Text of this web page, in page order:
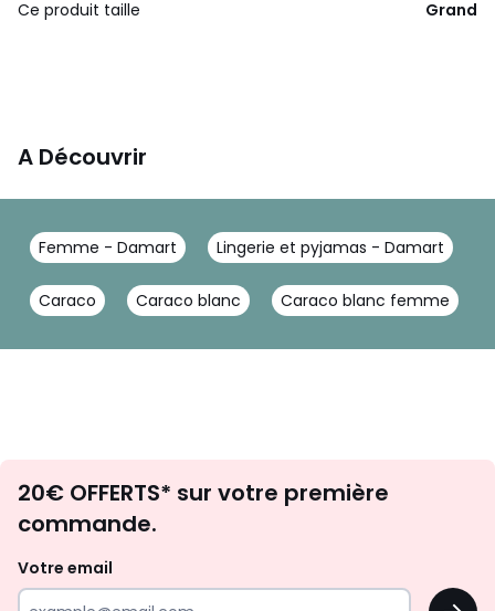
Ce produit taille Grand
A Découvrir
Femme - Damart Lingerie et pyjamas - Damart
Caraco Caraco blanc Caraco blanc femme
d'inspirations
surprises?
20€ OFFERTS* sur votre première
commande.
Votre email
OK